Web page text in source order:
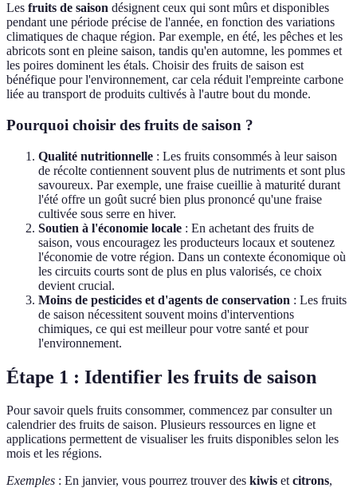
Les fruits de saison désignent ceux qui sont mûrs et disponibles
pendant une période précise de l'année, en fonction des variations
climatiques de chaque région. Par exemple, en été, les pêches et les
abricots sont en pleine saison, tandis qu'en automne, les pommes et
les poires dominent les étals. Choisir des fruits de saison est
bénéfique pour l'environnement, car cela réduit l'empreinte carbone
liée au transport de produits cultivés à l'autre bout du monde.
Pourquoi choisir des fruits de saison ?
Qualité nutritionnelle : Les fruits consommés à leur saison
de récolte contiennent souvent plus de nutriments et sont plus
savoureux. Par exemple, une fraise cueillie à maturité durant
l'été offre un goût sucré bien plus prononcé qu'une fraise
cultivée sous serre en hiver.
Soutien à l'économie locale : En achetant des fruits de
saison, vous encouragez les producteurs locaux et soutenez
l'économie de votre région. Dans un contexte économique où
les circuits courts sont de plus en plus valorisés, ce choix
devient crucial.
Moins de pesticides et d'agents de conservation : Les fruits
de saison nécessitent souvent moins d'interventions
chimiques, ce qui est meilleur pour votre santé et pour
l'environnement.
Étape 1 : Identifier les fruits de saison
Pour savoir quels fruits consommer, commencez par consulter un
calendrier des fruits de saison. Plusieurs ressources en ligne et
applications permettent de visualiser les fruits disponibles selon les
mois et les régions.
Exemples : En janvier, vous pourrez trouver des kiwis etcitrons,